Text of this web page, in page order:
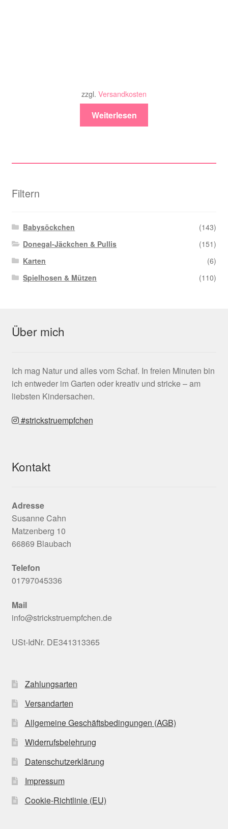
zzgl. Versandkosten
Weiterlesen
Filtern
Babysöckchen
(143)
Donegal-Jäckchen & Pullis
(151)
Karten
(6)
Spielhosen & Mützen
(110)
Über mich
Ich mag Natur und alles vom Schaf. In freien Minuten bin
ich entweder im Garten oder kreativ und stricke – am
liebsten Kindersachen.
#strickstruempfchen
Kontakt
Adresse
Susanne Cahn
Matzenberg 10
66869 Blaubach
Telefon
01797045336
Mail
info@strickstruempfchen.de
USt-IdNr. DE341313365
Zahlungsarten
Versandarten
Allgemeine Geschäftsbedingungen (AGB)
Widerrufsbelehrung
Datenschutzerklärung
Impressum
Cookie-Richtlinie (EU)